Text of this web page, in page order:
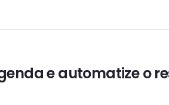
e automatize o